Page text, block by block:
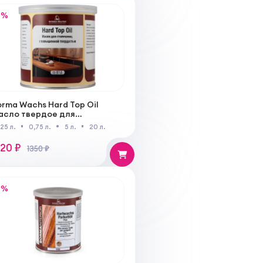
%
Wachs Hard Top Oil
твердое для
для внутренних
л. 0,75 л. 5 л. 20 л.
₽ 1350 ₽
%